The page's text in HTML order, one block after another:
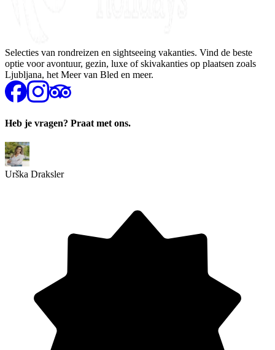
Selecties van rondreizen en sightseeing vakanties. Vind de beste
optie voor avontuur, gezin, luxe of skivakanties op plaatsen zoals
Ljubljana, het Meer van Bled en meer.
Heb je vragen? Praat met ons.
Urška Draksler